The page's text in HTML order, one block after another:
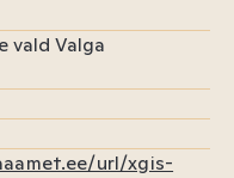
vald Valga
url/xgis-